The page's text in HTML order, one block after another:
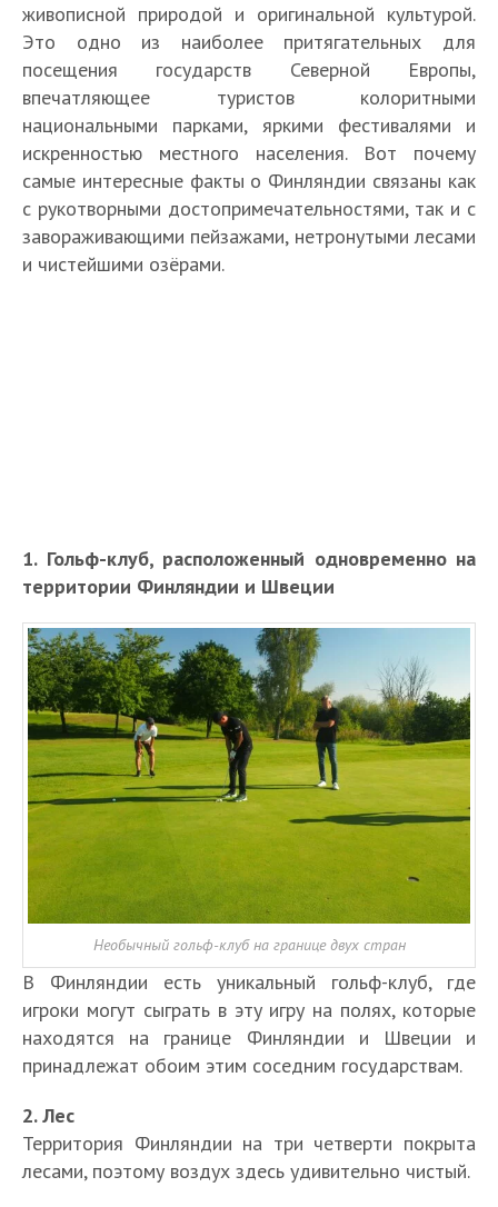
живописной природой и оригинальной культурой.
Это одно из наиболее притягательных для
посещения государств Северной Европы,
впечатляющее туристов колоритными
национальными парками, яркими фестивалями и
искренностью местного населения. Вот почему
самые интересные факты о Финляндии связаны как
с рукотворными достопримечательностями, так и с
завораживающими пейзажами, нетронутыми лесами
и чистейшими озёрами.
1. Гольф-клуб, расположенный одновременно на
территории Финляндии и Швеции
Необычный гольф-клуб на границе двух стран
В Финляндии есть уникальный гольф-клуб, где
игроки могут сыграть в эту игру на полях, которые
находятся на границе Финляндии и Швеции и
принадлежат обоим этим соседним государствам.
2. Лес
Территория Финляндии на три четверти покрыта
лесами, поэтому воздух здесь удивительно чистый.